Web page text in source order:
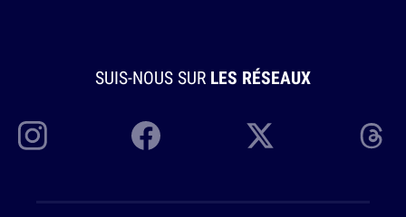
SUIS-NOUS SUR LES RÉSEAUX